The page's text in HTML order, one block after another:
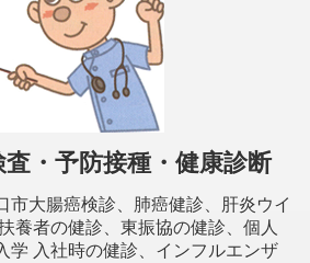
・予防接種・健康診断
市大腸癌検診、肺癌健診、肝炎ウイ
養者の健診、東振協の健診、個人
学 入社時の健診、インフルエンザ